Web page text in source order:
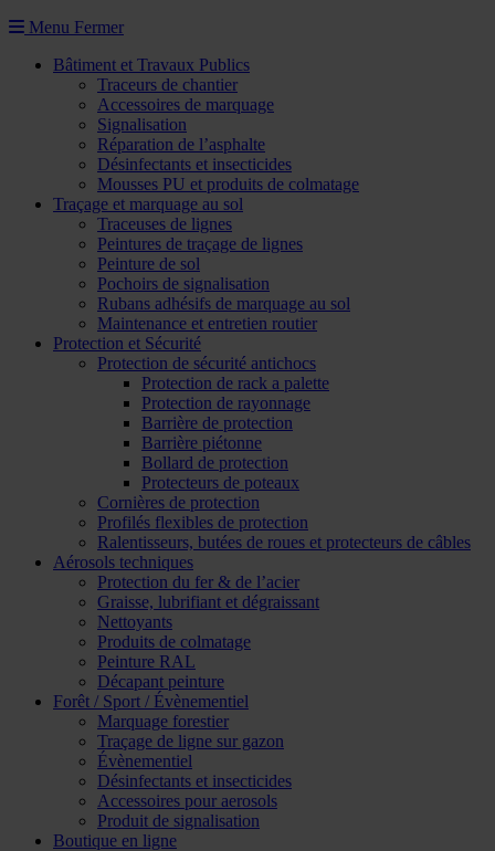
Menu Fermer
Bâtiment et Travaux Publics
Traceurs de chantier
Accessoires de marquage
Signalisation
Réparation de l’asphalte
Désinfectants et insecticides
Mousses PU et produits de colmatage
Traçage et marquage au sol
Traceuses de lignes
Peintures de traçage de lignes
Peinture de sol
Pochoirs de signalisation
Rubans adhésifs de marquage au sol
Maintenance et entretien routier
Protection et Sécurité
Protection de sécurité antichocs
Protection de rack a palette
Protection de rayonnage
Barrière de protection
Barrière piétonne
Bollard de protection
Protecteurs de poteaux
Cornières de protection
Profilés flexibles de protection
Ralentisseurs, butées de roues et protecteurs de câbles
Aérosols techniques
Protection du fer & de l’acier
Graisse, lubrifiant et dégraissant
Nettoyants
Produits de colmatage
Peinture RAL
Décapant peinture
Forêt / Sport / Évènementiel
Marquage forestier
Traçage de ligne sur gazon
Évènementiel
Désinfectants et insecticides
Accessoires pour aerosols
Produit de signalisation
Boutique en ligne